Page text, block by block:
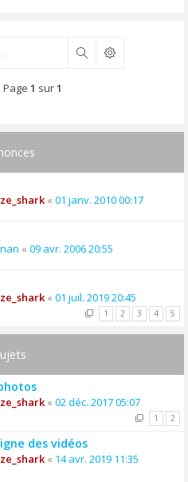
Rechercher
Page 1 sur1
ze_shark« 01 janv. 2010 00:17
nan « 09 avr. 2006 20:55
ze_shark« 01 juil. 2019 20:45
1 2 3 4 5
ze_shark« 02 déc. 2017 05:07
1 2
des vidéos
ze_shark« 14 avr. 2019 11:35